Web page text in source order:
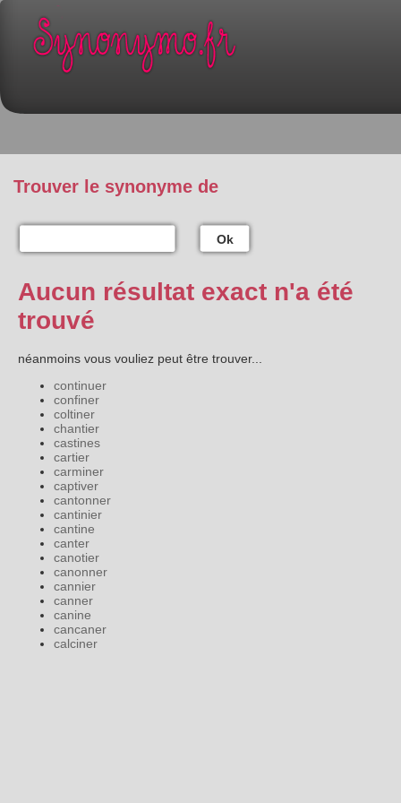
Trouver le synonyme de
Ok
Aucun résultat exact n'a été
trouvé
néanmoins vous vouliez peut être trouver...
continuer
confiner
coltiner
chantier
castines
cartier
carminer
captiver
cantonner
cantinier
cantine
canter
canotier
canonner
cannier
canner
canine
cancaner
calciner